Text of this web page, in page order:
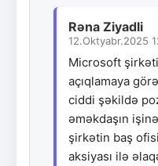
Rəna Ziyadli
12.Oktyabr.2025
Microsoft
açıqlamaya
ciddi şəkildə
əməkdaşın
şirkətin baş
aksiyası ilə